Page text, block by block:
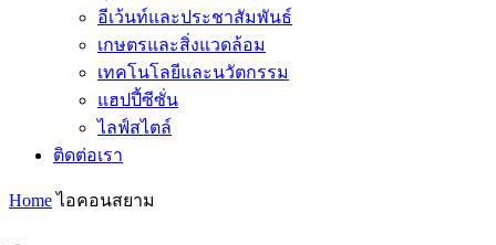
อีเว้นท์และประชาสัมพันธ์
เกษตรและสิ่งแวดล้อม
เทคโนโลยีและนวัตกรรม
แฮปปี้ซีซั่น
ไลฟ์สไตล์
ติดต่อเรา
Home ไอคอนสยาม